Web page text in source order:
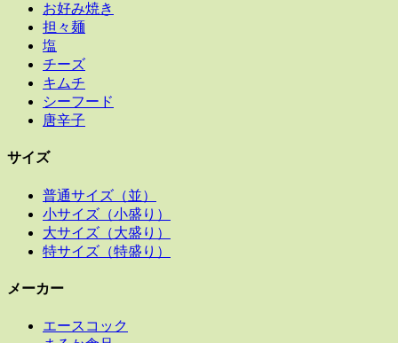
お好み焼き
担々麺
塩
チーズ
キムチ
シーフード
唐辛子
サイズ
普通サイズ（並）
小サイズ（小盛り）
大サイズ（大盛り）
特サイズ（特盛り）
メーカー
エースコック